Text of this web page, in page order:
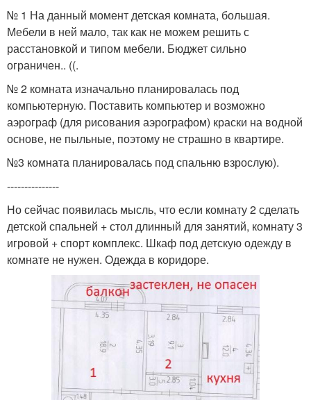
№ 1 На данный момент детская комната, большая.
Мебели в ней мало, так как не можем решить с
расстановкой и типом мебели. Бюджет сильно
ограничен.. ((.
№ 2 комната изначально планировалась под
компьютерную. Поставить компьютер и возможно
аэрограф (для рисования аэрографом) краски на водной
основе, не пыльные, поэтому не страшно в квартире.
№3 комната планировалась под спальню взрослую).
---------------
Но сейчас появилась мысль, что если комнату 2 сделать
детской спальней + стол длинный для занятий, комнату 3
игровой + спорт комплекс. Шкаф под детскую одежду в
комнате не нужен. Одежда в коридоре.